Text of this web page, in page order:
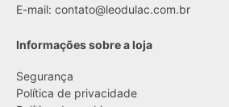
E-mail: contato@leodulac.com.br
Informações sobre a loja
Segurança
Política de privacidade